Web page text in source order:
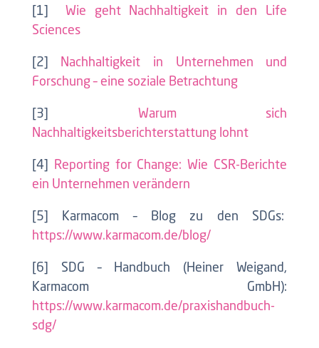
[1] Wie geht Nachhaltigkeit in den Life
Sciences
[2]
Nachhaltigkeit in Unternehmen und
Forschung – eine soziale Betrachtung
[3] Warum sich
Nachhaltigkeitsberichterstattung lohnt
[4]
Reporting for Change: Wie CSR-Berichte
ein Unternehmen verändern
[5] Karmacom – Blog zu den SDGs:
https://www.karmacom.de/blog/
[6] SDG – Handbuch (Heiner Weigand,
Karmacom GmbH):
https://www.karmacom.de/praxishandbuch-
sdg/